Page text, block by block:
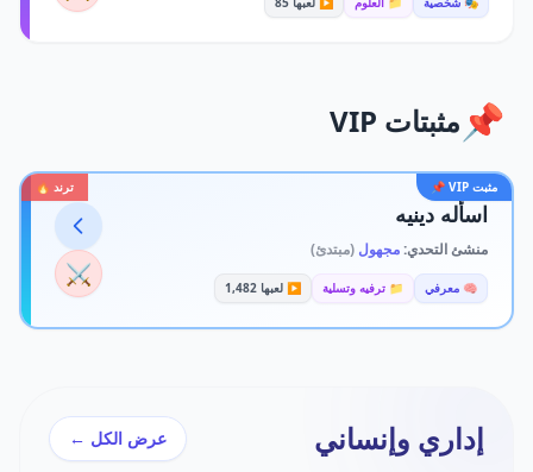
📌 مثبتات VIP
مثبت VIP 📌 ترند 🔥
اسأله دينيه
منشئ التحدي:مجهول (مبتدئ)
🧠 معرفي 📁 ترفيه وتسلية ▶️ لعبها 1,482 ⚔️
إداري وإنساني عرض الكل ←